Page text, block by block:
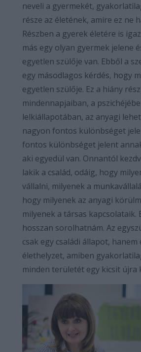
neveli a gyermekét,
része az életének, amire ez ne
Részben a gyerek életére is
más egy olyan gyermek jelene
egyetlen szülője van. Ebből a
egy másodlagos kérdés, hogy
egyetlen szülője. Ez a hiány
mindennapjaiban, a
lelkiállapotában, az anyagi
nagyon fontos különbséget
fontos különbséget jelent
aki egyedül van. Onnantól
lakik a család, odáig, hogy
vállalni, milyenek a
hogy milyenek az anyagi
milyenek a társas kapcsolataik.
hosszan sorolhatnám. Az
csak egy családi állapot, hanem
élethelyzet, amiben
minden területét egy kicsit újra